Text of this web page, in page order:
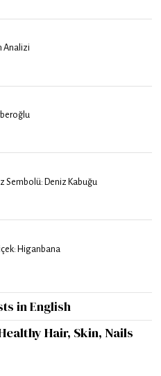
Analizi
Sembolü: Deniz Kabuğu
Higanbana
in English
Hair, Skin, Nails